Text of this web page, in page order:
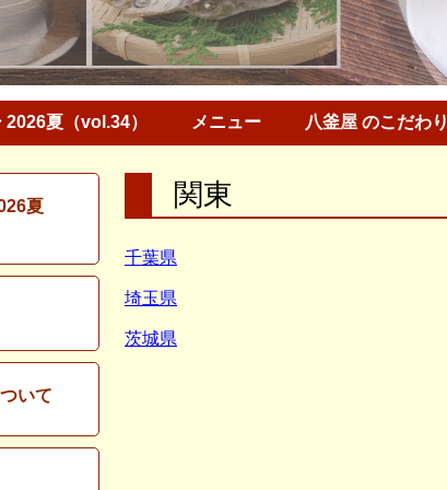
夏（vol.34） メニュー 八釜屋 のこだわり
関東
千葉県
埼玉県
茨城県
夏
いて